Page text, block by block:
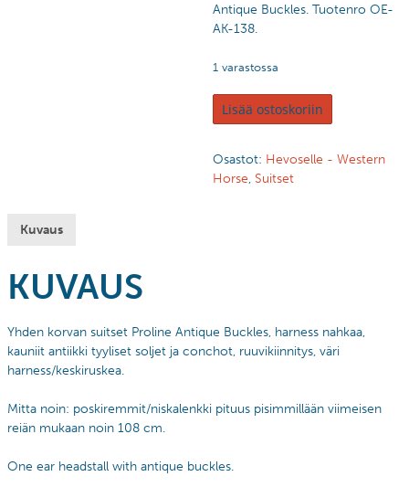
Antique Buckles. Tuotenro OE-
AK-138.
1 varastossa
Lisää ostoskoriin
Osastot: Hevoselle - Western
Horse, Suitset
Kuvaus
KUVAUS
Yhden korvan suitset Proline Antique Buckles, harness nahkaa,
kauniit antiikki tyyliset soljet ja conchot, ruuvikiinnitys, väri
harness/keskiruskea.
Mitta noin: poskiremmit/niskalenkki pituus pisimmillään viimeisen
reiän mukaan noin 108 cm.
One ear headstall with antique buckles.